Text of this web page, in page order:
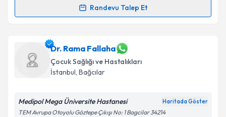
Randevu Talep Et
takvim hazırlandığında e-posta ile bilgilendireceğiz.
E-posta Adresiniz
Dr. Rama Fallaha
Çocuk Sağlığı ve Hastalıkları
İstanbul, Bağcılar
Medipol Mega Üniversite Hastanesi Haritada Göster
TEM Avrupa Otoyolu Göztepe Çıkışı No: 1 Bagcilar 34214